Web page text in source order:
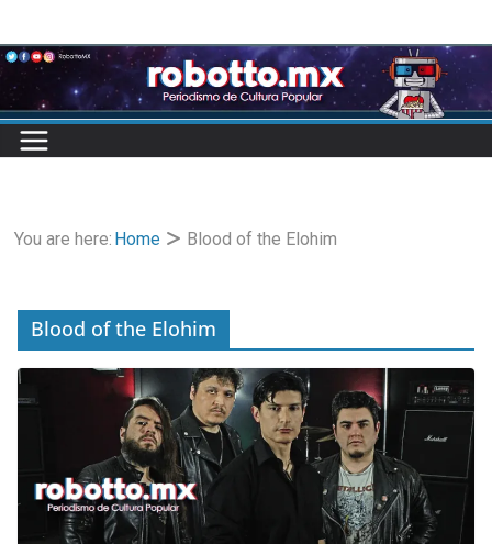
to
content
You are here: Home Blood of the Elohim
Blood of the Elohim